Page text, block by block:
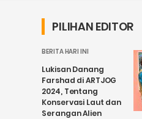
PILIHAN EDITOR
BERITA HARI INI
Lukisan Danang
Farshad di ARTJOG
2024, Tentang
Konservasi Laut dan
Serangan Alien